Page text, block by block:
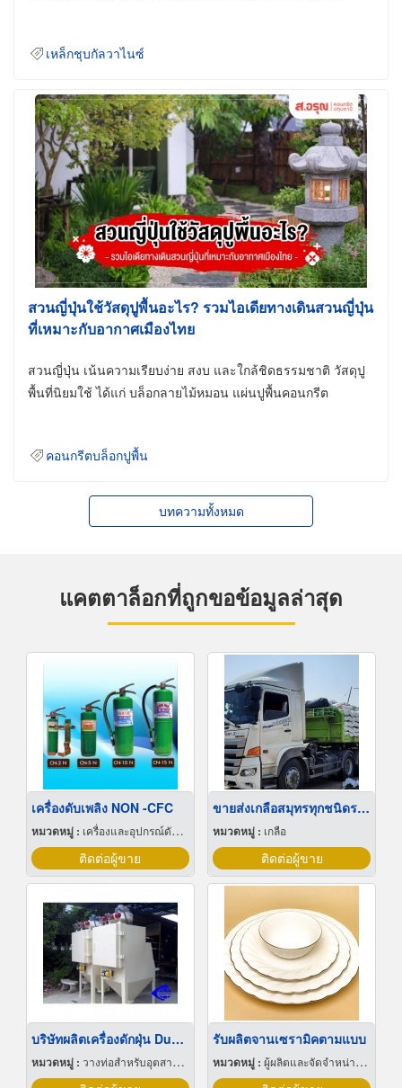
เหล็กชุบกัลวาไนซ์
สวนญี่ปุ่นใช้วัสดุปูพื้นอะไร? รวมไอเดียทางเดินสวนญี่ปุ่น
ที่เหมาะกับอากาศเมืองไทย
สวนญี่ปุ่น เน้นความเรียบง่าย สงบ และใกล้ชิดธรรมชาติ วัสดุปู
พื้นที่นิยมใช้ ได้แก่ บล็อกลายไม้หมอน แผ่นปูพื้นคอนกรีต
คอนกรีตบล็อกปูพื้น
บทความทั้งหมด
แคตตาล็อกที่ถูกขอข้อมูลล่าสุด
เครื่องดับเพลิง NON -CFC
หมวดหมู่ : เครื่องและอุปกรณ์ดับเพลิง
ติดต่อผู้ขาย
ขายส่งเกลือสมุทรทุกชนิดราคาถูก
หมวดหมู่ : เกลือ
ติดต่อผู้ขาย
บริษัทผลิตเครื่องดักฝุ่น Dust Collector
หมวดหมู่ : วางท่อสำหรับอุตสาหกรรมท่อ
รับผลิตจานเซรามิคตามแบบ
หมวดหมู่ : ผู้ผลิตและจัดจำหน่ายกระเบื้องเซรามิก